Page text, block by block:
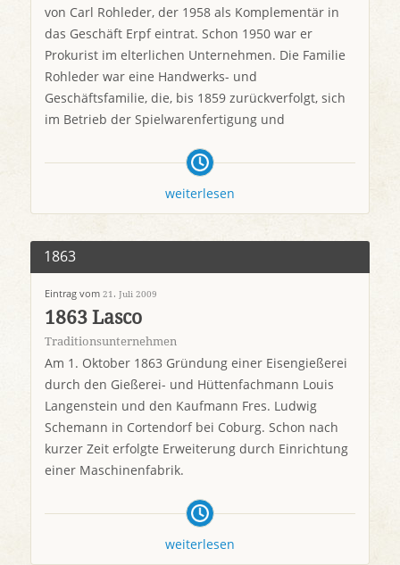
von Carl Rohleder, der 1958 als Komplementär in
das Geschäft Erpf eintrat. Schon 1950 war er
Prokurist im elterlichen Unternehmen. Die Familie
Rohleder war eine Handwerks- und
Geschäftsfamilie, die, bis 1859 zurückverfolgt, sich
im Betrieb der Spielwarenfertigung und
weiterlesen
1863
Eintrag vom 21. Juli 2009
1863 Lasco
Traditionsunternehmen
Am 1. Oktober 1863 Gründung einer Eisengießerei
durch den Gießerei- und Hüttenfachmann Louis
Langenstein und den Kaufmann Fres. Ludwig
Schemann in Cortendorf bei Coburg. Schon nach
kurzer Zeit erfolgte Erweiterung durch Einrichtung
einer Maschinenfabrik.
weiterlesen